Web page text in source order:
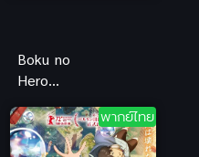
Boku no
Hero
Survival
Kunren OVA
พากย์ไทย